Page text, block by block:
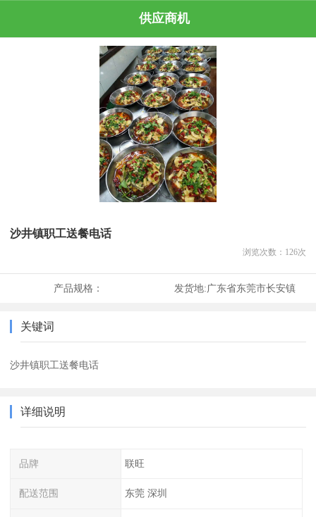
供应商机
沙井镇职工送餐电话
浏览次数： 126次
产品规格： 发货地:广东省东莞市长安镇
关键词
沙井镇职工送餐电话
详细说明
品牌 联旺
配送范围 东莞 深圳